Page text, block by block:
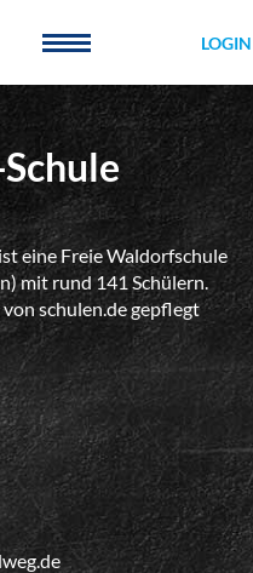
LOGIN
eine Freie Waldorfschule
mit rund 141 Schülern.
schulen.de gepflegt